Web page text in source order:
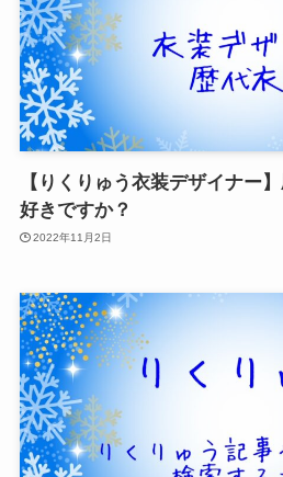
【りくりゅう衣装デザイナー
好きですか？
2022年11月2日